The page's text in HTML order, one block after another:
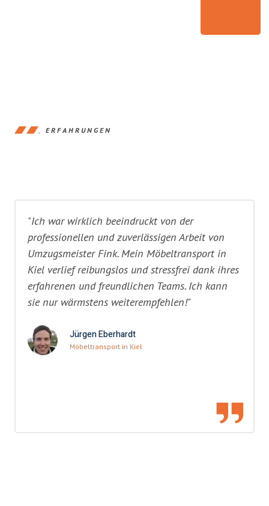
ERFAHRUNGEN
"Ich war wirklich beeindruckt von der
professionellen und zuverlässigen Arbeit von
Umzugsmeister Fink. Mein Möbeltransport in
Kiel verlief reibungslos und stressfrei dank ihres
erfahrenen und freundlichen Teams. Ich kann
sie nur wärmstens weiterempfehlen!"
Jürgen Eberhardt
Möbeltransport in Kiel